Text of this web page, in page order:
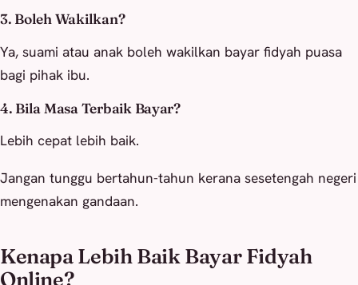
3. Boleh Wakilkan?
Ya, suami atau anak boleh wakilkan bayar fidyah puasa
bagi pihak ibu.
4. Bila Masa Terbaik Bayar?
Lebih cepat lebih baik.
Jangan tunggu bertahun-tahun kerana sesetengah negeri
mengenakan gandaan.
Kenapa Lebih Baik Bayar Fidyah
Online?